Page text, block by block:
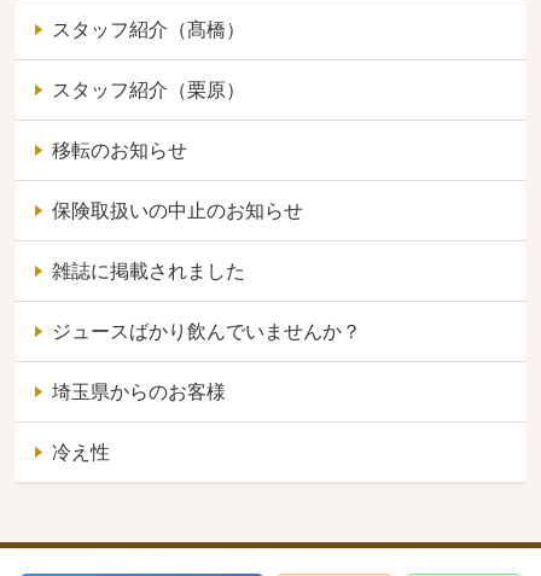
スタッフ紹介（髙橋）
スタッフ紹介（栗原）
移転のお知らせ
保険取扱いの中止のお知らせ
雑誌に掲載されました
ジュースばかり飲んでいませんか？
埼玉県からのお客様
冷え性